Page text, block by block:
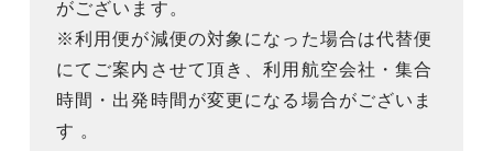
がございます。
※利用便が減便の対象になった場合は代替便
にてご案内させて頂き、利用航空会社・集合
時間・出発時間が変更になる場合がございま
す 。